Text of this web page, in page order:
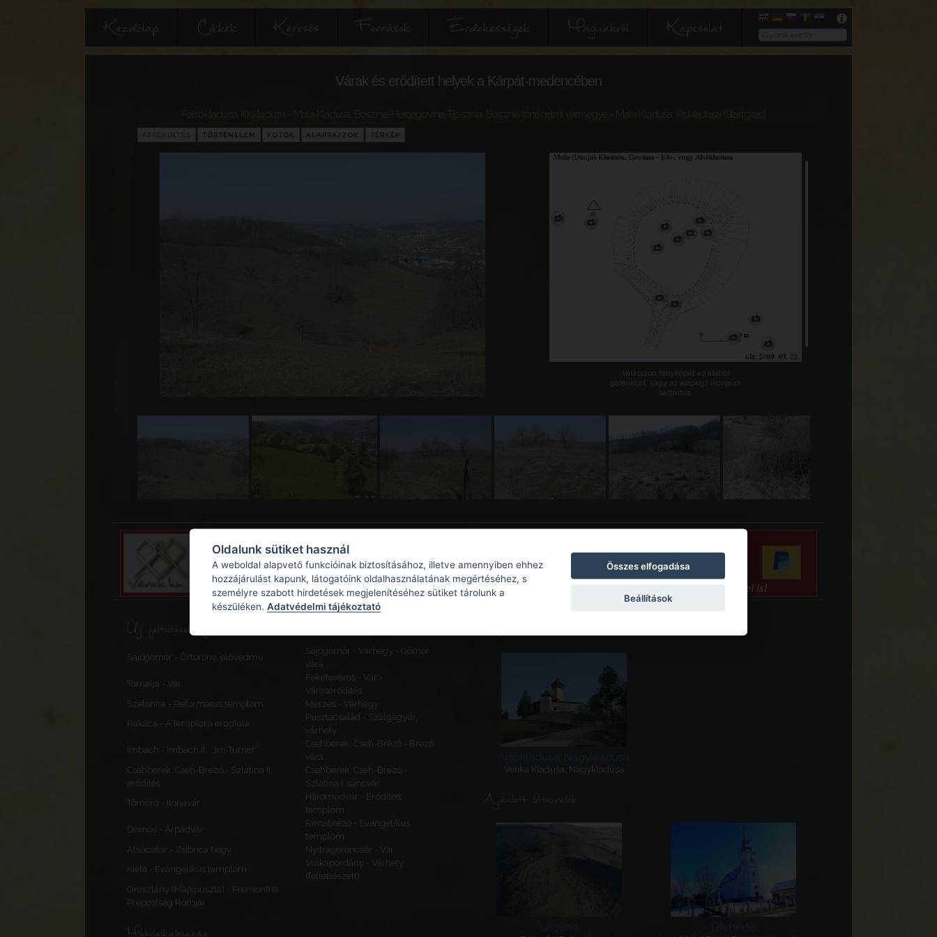
Kezdőlap Cikkek Keresés Források Érdekességek Magunkról Kapcsolat
Várak és erődített helyek a Kárpát-medencében
Felsőkladusa, Kiskladusa - Mala Kladuša Bosznia-Hercegovina Bosznia Bosznia történelmi vármegye - Mala Kladuša; Kiskladusa (Stari grad)
TÖRTÉNELEM FOTÓK ALAPRAJZOK TÉRKÉP
Válasszon fényképet az alábbi
galériából, vagy az alaprajz ikonjaira
kattintva.
Új feltöltések, frissítések
Sajógömör - Őrtorony, elővédmű
Sajógömör - Várhegy - Gömör
vára
Tornalja - Vár
Feketeváros - Vár -
Városerődítés
Szalonna - Református templom
Meszes - Várhegy
Rakaca - A templom erődfala
Pusztacsalád - Szolgagyőr,
várhely
Imbach - Imbach II., „Im Turner”
Csehberek, Cseh-Brézó - Brezó
vára
Csehberek, Cseh-Brézó - Szlatina II.
erődítés
Csehberek, Cseh-Brézó -
Szlatina I. sáncvár
Tömörd - Ilonavár
Háromudvar - Erődített
templom
Dömös - Árpádvár
Rimabrézó - Evangélikus
templom
Alsócsitár - Zsibrica hegy
Nyitragerencsér - Vár
Kiéte - Evangélikus templom
Vulkapordány - Várhely
(feltételezett)
Oroszlány (Majkpuszta) - Premontrei
Prépostság Romjai
Mobilalkalmazás
Alsókladusa, Nagykladusa
Velika Kladuša, Nagykladusa
Ajánlott látnivalók
Legénd Ófehértó
Oldalunk sütiket használ
A weboldal alapvető funkcióinak biztosításához, illetve amennyiben ehhez
hozzájárulást kapunk, látogatóink oldalhasználatának megértéséhez, s
személyre szabott hirdetések megjelenítéséhez sütiket tárolunk a
készüléken. Adatvédelmi tájékoztató
Összes elfogadása
Beállítások